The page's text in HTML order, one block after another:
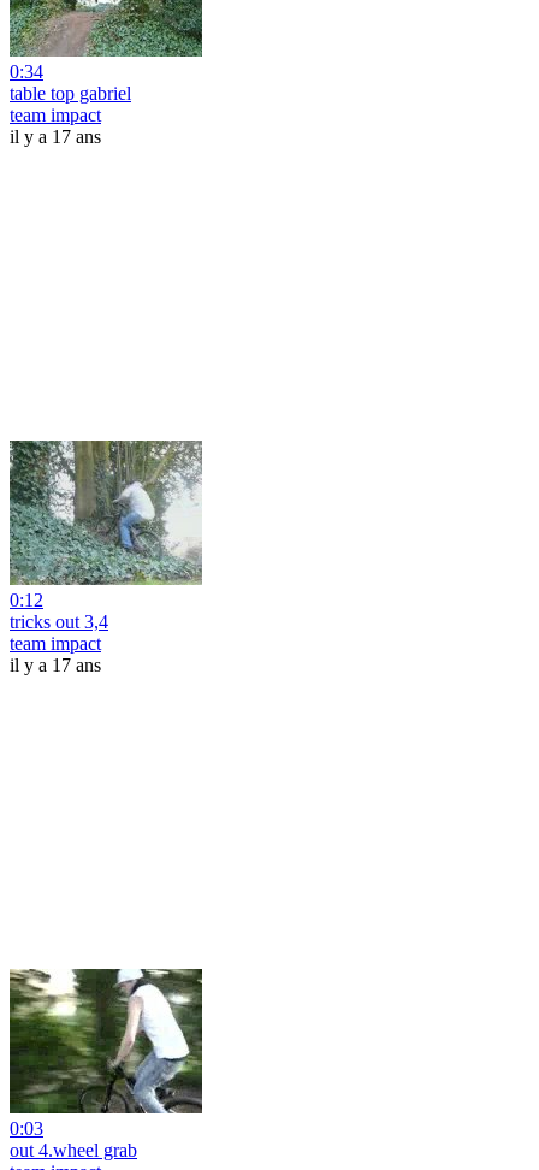
0:34
table top gabriel
team impact
il y a 17 ans
0:12
tricks out 3,4
team impact
il y a 17 ans
0:03
out 4.wheel grab